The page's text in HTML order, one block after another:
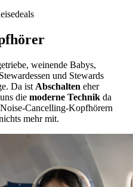
weinende Babys,
und Stewards
Da ist Abschalten eher
die moderne Technik da
Cancelling-Kopfhörern
mehr mit.